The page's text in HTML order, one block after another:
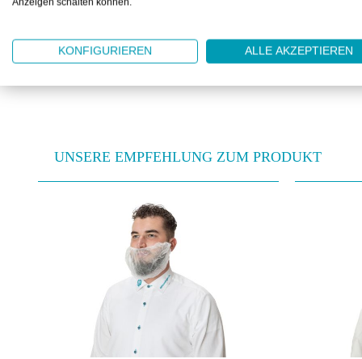
UNSERE EMPFEHLUNG ZUM PRODUKT
Produktgalerie überspringen
KONFIGURIEREN ALLE AKZEPTIEREN